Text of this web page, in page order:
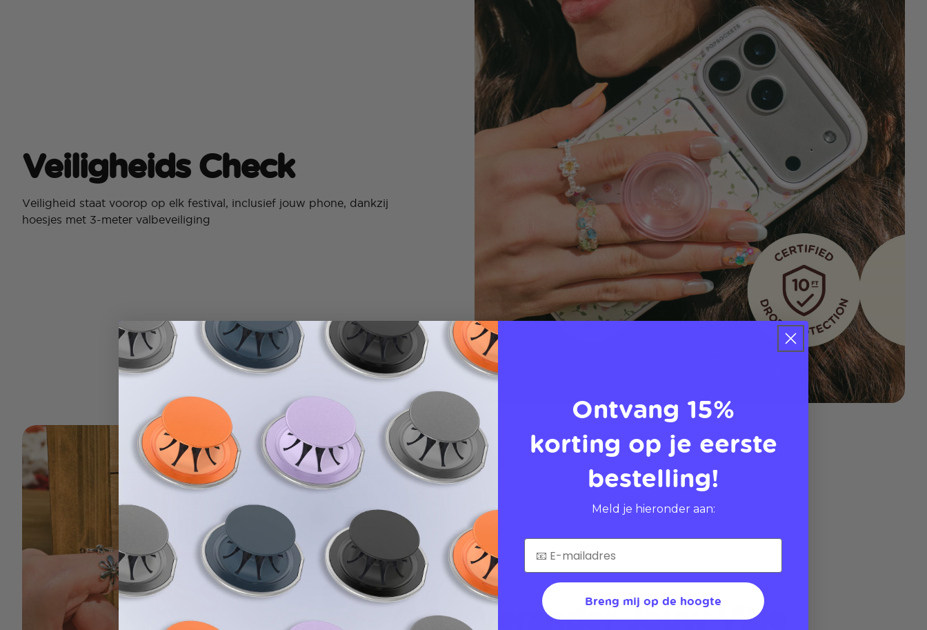
Veiligheids Check
Veiligheid staat voorop op elk festival, inclusief jouw phone, dankzij
hoesjes met 3-meter valbeveiliging
Verander Jouw Vibe
Ontvang 15%
korting op je eerste
bestelling!
Meld je hieronder aan:
Breng mij op de hoogte